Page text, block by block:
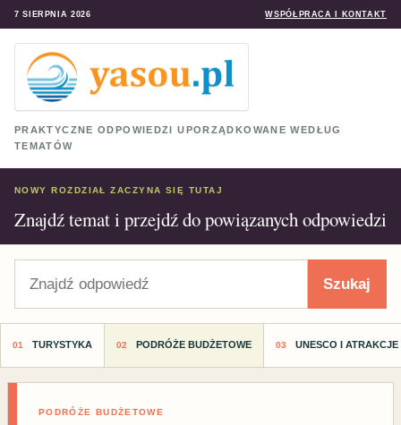
7 SIERPNIA 2026 WSPÓŁPRACA I KONTAKT
PRAKTYCZNE ODPOWIEDZI UPORZĄDKOWANE WEDŁUG
TEMATÓW
NOWY ROZDZIAŁ ZACZYNA SIĘ TUTAJ
Znajdź temat i przejdź do powiązanych odpowiedzi
Szukaj
TURYSTYKA PODRÓŻE BUDŻETOWE UNESCO I
PODRÓŻE BUDŻETOWE